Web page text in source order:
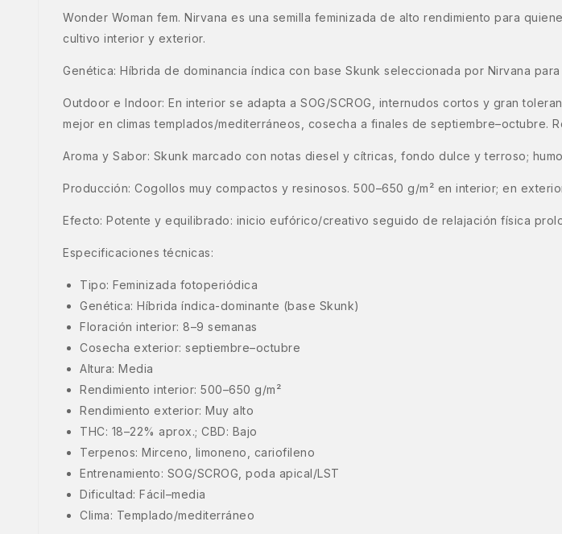
Wonder Woman fem. Nirvana es una semilla feminizada de alto rendimiento para
cultivo interior y exterior.
Genética: Híbrida de dominancia índica con base Skunk seleccionada por Nirvana
Outdoor e Indoor: En interior se adapta a SOG/SCROG, internudos cortos y gran
mejor en climas templados/mediterráneos, cosecha a finales de septiembre–octubre.
Aroma y Sabor: Skunk marcado con notas diesel y cítricas, fondo dulce y terroso;
Producción: Cogollos muy compactos y resinosos. 500–650 g/m² en interior; en
Efecto: Potente y equilibrado: inicio eufórico/creativo seguido de relajación física
Especificaciones técnicas:
Tipo: Feminizada fotoperiódica
Genética: Híbrida índica-dominante (base Skunk)
Floración interior: 8–9 semanas
Cosecha exterior: septiembre–octubre
Altura: Media
Rendimiento interior: 500–650 g/m²
Rendimiento exterior: Muy alto
THC: 18–22% aprox.; CBD: Bajo
Terpenos: Mirceno, limoneno, cariofileno
Entrenamiento: SOG/SCROG, poda apical/LST
Dificultad: Fácil–media
Clima: Templado/mediterráneo